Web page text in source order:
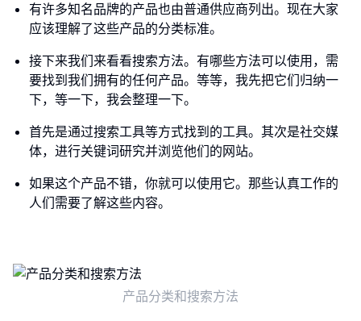
有许多知名品牌的产品也由普通供应商列出。现在大家
应该理解了这些产品的分类标准。
接下来我们来看看搜索方法。有哪些方法可以使用，需
要找到我们拥有的任何产品。等等，我先把它们归纳一
下，等一下，我会整理一下。
首先是通过搜索工具等方式找到的工具。其次是社交媒
体，进行关键词研究并浏览他们的网站。
如果这个产品不错，你就可以使用它。那些认真工作的
人们需要了解这些内容。
产品分类和搜索方法